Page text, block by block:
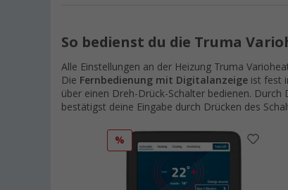
So bedienst du die Truma
Alle Einstellungen an der Heizung Truma
Die Fernbedienung mit Digitalanzeige ist fest
über einen Dreh-Drück-Schalter bedienen.
bestätigst deine Eingabe durch Drücken des
%